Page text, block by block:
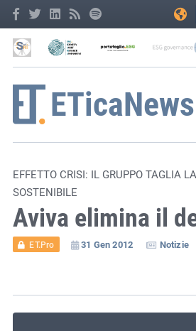
EFFETTO CRISI: IL GRUPPO TAGLIA
SOSTENIBILE
Aviva elimina il
ET.Pro 31 Gen 2012 Notizie